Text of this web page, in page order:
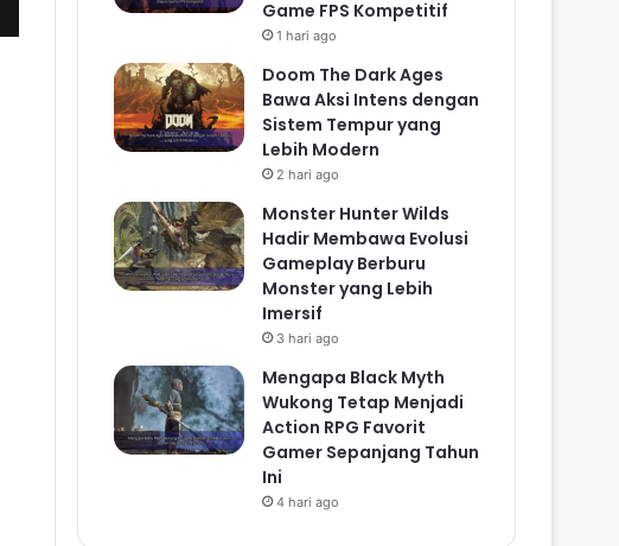
Game FPS Kompetitif
1 hari ago
Doom The Dark Ages
Bawa Aksi Intens dengan
Sistem Tempur yang
Lebih Modern
2 hari ago
Monster Hunter Wilds
Hadir Membawa Evolusi
Gameplay Berburu
Monster yang Lebih
Imersif
3 hari ago
Mengapa Black Myth
Wukong Tetap Menjadi
Action RPG Favorit
Gamer Sepanjang Tahun
Ini
4 hari ago